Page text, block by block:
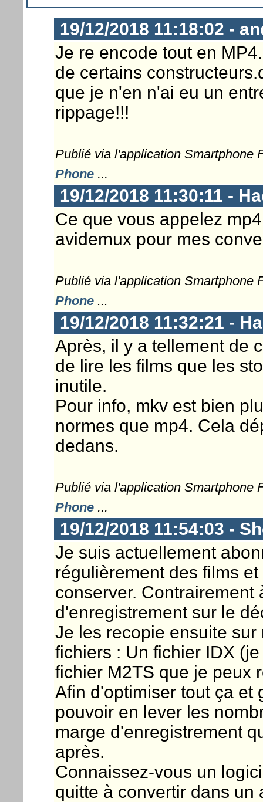
19/12/2018 11:18:02 -
Je re encode tout en
de certains
que je n'en n'ai eu un
rippage!!!
Publié via l'application Smartphone
Phone...
19/12/2018 11:30:11 -
Ce que vous appelez
avidemux pour mes
Publié via l'application Smartphone
Phone...
19/12/2018 11:32:21 -
Après, il y a tellement de
de lire les films que les
inutile.
Pour info, mkv est bien
normes que mp4. Cela
dedans.
Publié via l'application Smartphone
Phone...
19/12/2018 11:54:03 -
Je suis actuellement
régulièrement des films
conserver. Contrairement
d'enregistrement sur le
Je les recopie ensuite
fichiers : Un fichier IDX
fichier M2TS que je peux
Afin d'optimiser tout ça et
pouvoir en lever les
marge d'enregistrement
après.
Connaissez-vous un
quitte à convertir dans un